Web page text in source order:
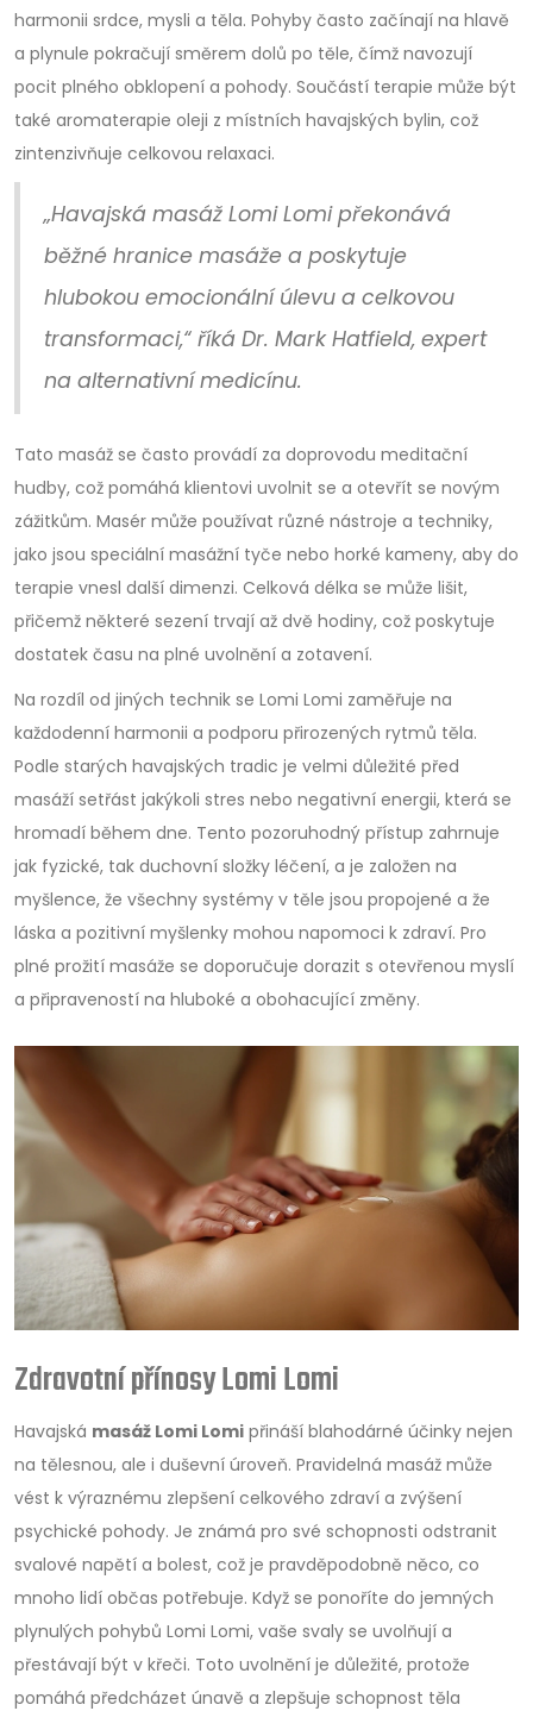
harmonii srdce, mysli a těla. Pohyby často začínají na hlavě
a plynule pokračují směrem dolů po těle, čímž navozují
pocit plného obklopení a pohody. Součástí terapie může být
také aromaterapie oleji z místních havajských bylin, což
zintenzivňuje celkovou relaxaci.
„Havajská masáž Lomi Lomi překonává
běžné hranice masáže a poskytuje
hlubokou emocionální úlevu a celkovou
transformaci,“ říká Dr. Mark Hatfield, expert
na alternativní medicínu.
Tato masáž se často provádí za doprovodu meditační
hudby, což pomáhá klientovi uvolnit se a otevřít se novým
zážitkům. Masér může používat různé nástroje a techniky,
jako jsou speciální masážní tyče nebo horké kameny, aby do
terapie vnesl další dimenzi. Celková délka se může lišit,
přičemž některé sezení trvají až dvě hodiny, což poskytuje
dostatek času na plné uvolnění a zotavení.
Na rozdíl od jiných technik se Lomi Lomi zaměřuje na
každodenní harmonii a podporu přirozených rytmů těla.
Podle starých havajských tradic je velmi důležité před
masáží setřást jakýkoli stres nebo negativní energii, která se
hromadí během dne. Tento pozoruhodný přístup zahrnuje
jak fyzické, tak duchovní složky léčení, a je založen na
myšlence, že všechny systémy v těle jsou propojené a že
láska a pozitivní myšlenky mohou napomoci k zdraví. Pro
plné prožití masáže se doporučuje dorazit s otevřenou myslí
a připraveností na hluboké a obohacující změny.
Zdravotní přínosy Lomi Lomi
Havajská masáž Lomi Lomi přináší blahodárné účinky nejen
na tělesnou, ale i duševní úroveň. Pravidelná masáž může
vést k výraznému zlepšení celkového zdraví a zvýšení
psychické pohody. Je známá pro své schopnosti odstranit
svalové napětí a bolest, což je pravděpodobně něco, co
mnoho lidí občas potřebuje. Když se ponoříte do jemných
plynulých pohybů Lomi Lomi, vaše svaly se uvolňují a
přestávají být v křeči. Toto uvolnění je důležité, protože
pomáhá předcházet únavě a zlepšuje schopnost těla